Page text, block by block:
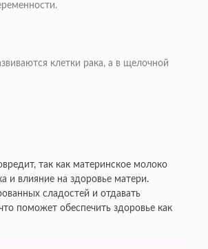
клетки рака, а в щелочной
так как материнское молоко
и влияние на здоровье матери.
сладостей и отдавать
поможет обеспечить здоровье как